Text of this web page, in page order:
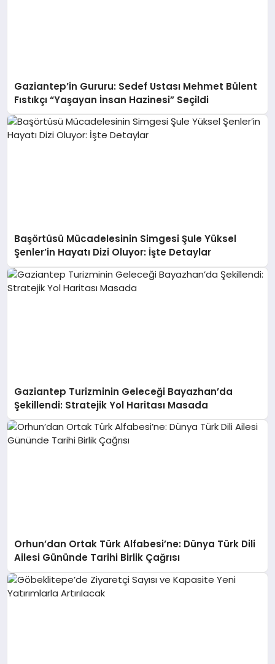
Gaziantep’in Gururu: Sedef Ustası Mehmet Bülent
Fıstıkçı “Yaşayan İnsan Hazinesi” Seçildi
Başörtüsü Mücadelesinin Simgesi Şule Yüksel
Şenler’in Hayatı Dizi Oluyor: İşte Detaylar
Gaziantep Turizminin Geleceği Bayazhan’da
Şekillendi: Stratejik Yol Haritası Masada
Orhun’dan Ortak Türk Alfabesi’ne: Dünya Türk Dili
Ailesi Gününde Tarihi Birlik Çağrısı